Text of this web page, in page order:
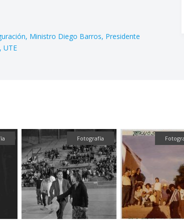
Ministro Diego Barros Presidente
UTE
Fotografía Fotografía